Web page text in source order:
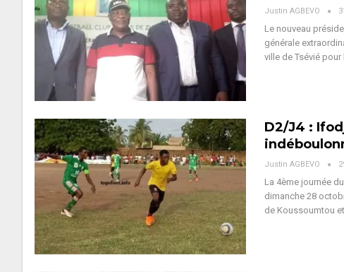
Justin AGBEVO
Le nouveau
générale
ville de Tsévié
D2/J4 :
Justin AGBEVO
La 4ème journée
dimanche 28
de Koussoumtou